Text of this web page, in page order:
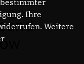
Ihre
Weitere